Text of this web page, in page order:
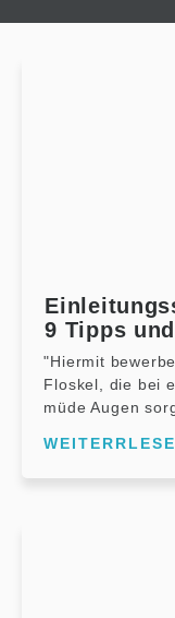
9 Tipps
"Hiermit
Floskel, die bei
müde Augen